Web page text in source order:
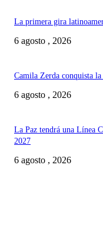
La primera gira
6 agosto , 2026
Camila Zerda conquista
6 agosto , 2026
La Paz tendrá una Línea
2027
6 agosto , 2026